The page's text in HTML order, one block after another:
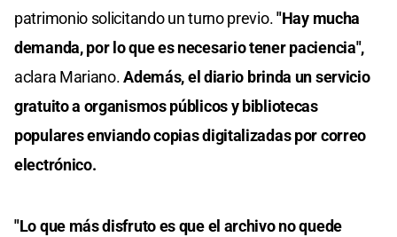
patrimonio solicitando un turno previo."Hay mucha
demanda, por lo que es necesario tener paciencia",
aclara Mariano.Además, el diario brinda un servicio
gratuito a organismos públicos y bibliotecas
populares enviando copias digitalizadas por correo
electrónico.
"Lo que más disfruto es que el archivo no quede